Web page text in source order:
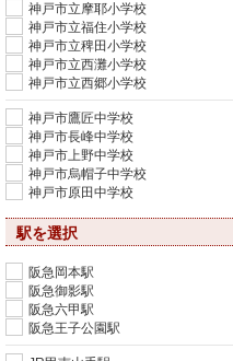
神戸市立摩耶小学校
神戸市立福住小学校
神戸市立稗田小学校
神戸市立西灘小学校
神戸市立西郷小学校
神戸市鷹匠中学校
神戸市長峰中学校
神戸市上野中学校
神戸市烏帽子中学校
神戸市原田中学校
駅を選択
阪急岡本駅
阪急御影駅
阪急六甲駅
阪急王子公園駅